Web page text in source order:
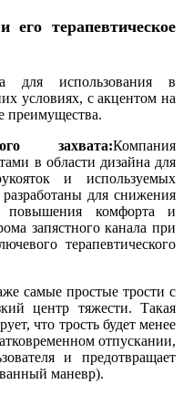
его терапевтическое
для использования в
условиях, с акцентом на
преимущества.
захвата:Компания
в области дизайна для
и используемых
для снижения
повышения комфорта и
запястного канала при
терапевтического
самые простые трости с
центр тяжести. Такая
что трость будет менее
отпускании,
и предотвращает
маневр).